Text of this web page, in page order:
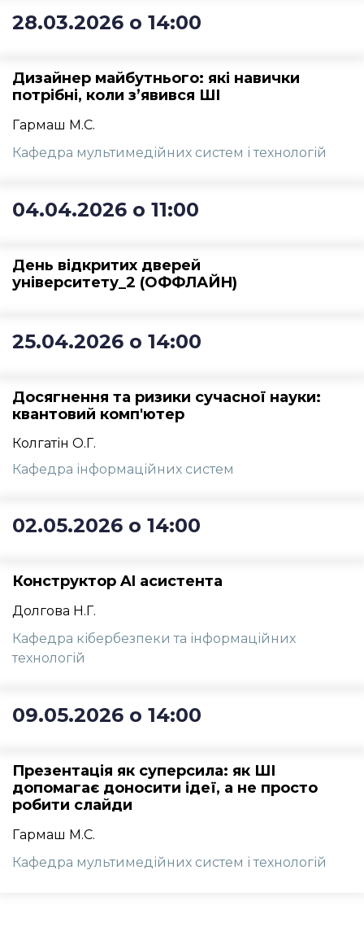
28.03.2026 о 14:00
Дизайнер майбутнього: які навички
потрібні, коли зʼявився ШІ
Гармаш М.С.
Кафедра мультимедійних систем і технологій
04.04.2026 о 11:00
День відкритих дверей
університету_2 (ОФФЛАЙН)
25.04.2026 о 14:00
Досягнення та ризики сучасної науки:
квантовий комп'ютер
Колгатін О.Г.
Кафедра інформаційних систем
02.05.2026 о 14:00
Конструктор AI асистента
Долгова Н.Г.
Кафедра кібербезпеки та інформаційних
технологій
09.05.2026 о 14:00
Презентація як суперсила: як ШІ
допомагає доносити ідеї, а не просто
робити слайди
Гармаш М.С.
Кафедра мультимедійних систем і технологій